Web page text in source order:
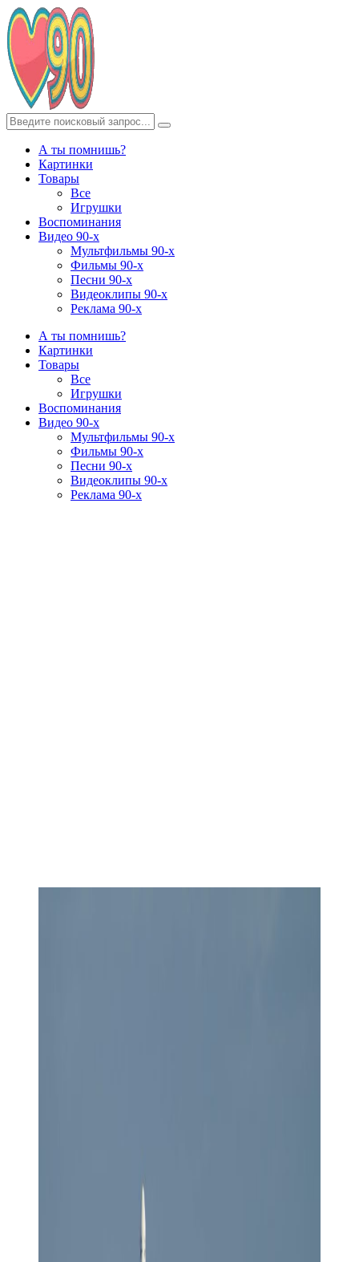
А ты помнишь?
Картинки
Товары
Все
Игрушки
Воспоминания
Видео 90-х
Мультфильмы 90-х
Фильмы 90-х
Песни 90-х
Видеоклипы 90-х
Реклама 90-х
А ты помнишь?
Картинки
Товары
Все
Игрушки
Воспоминания
Видео 90-х
Мультфильмы 90-х
Фильмы 90-х
Песни 90-х
Видеоклипы 90-х
Реклама 90-х